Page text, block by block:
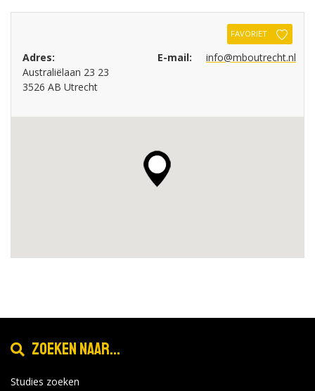
FAVORIET
Adres:
Australiëlaan 23 23
3526 AB Utrecht
E-mail: info@mboutrecht.nl
Zoeken naar...
Studies zoeken